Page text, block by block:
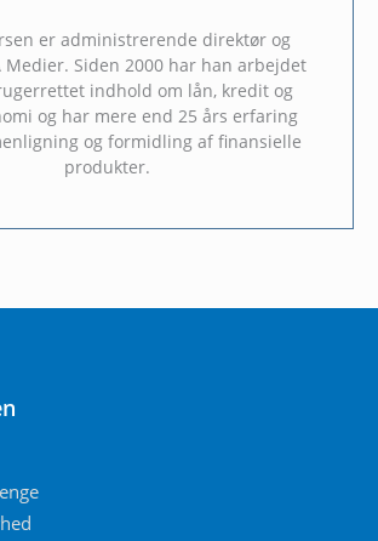
er administrerende direktør og
Medier. Siden 2000 har han arbejdet
indhold om lån, kredit og
og har mere end 25 års erfaring
og formidling af finansielle
produkter.